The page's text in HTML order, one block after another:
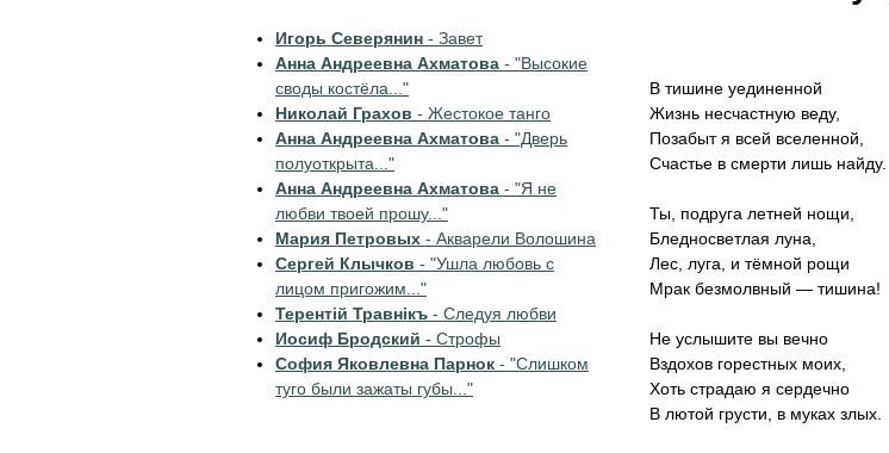
В тишине уединенной
Жизнь несчастную веду,
Позабыт я всей вселенной,
Счастье в смерти лишь найду.
Ты, подруга летней нощи,
Бледносветлая луна,
Лес, луга, и тёмной рощи
Мрак безмолвный — тишина!
Не услышите вы вечно
Вздохов горестных моих,
Хоть страдаю я сердечно
В лютой грусти, в муках злых.
Игорь Северянин - Завет
Анна Андреевна Ахматова - "Высокие
своды костёла..."
Николай Грахов - Жестокое танго
Анна Андреевна Ахматова - "Дверь
полуоткрыта..."
Анна Андреевна Ахматова - "Я не
любви твоей прошу..."
Мария Петровых - Акварели Волошина
Сергей Клычков - "Ушла любовь с
лицом пригожим..."
Терентiй Травнiкъ - Следуя любви
Иосиф Бродский - Строфы
София Яковлевна Парнок - "Слишком
туго были зажаты губы..."